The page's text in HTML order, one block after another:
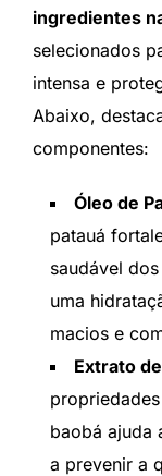
ingredientes
selecionados
intensa e
Abaixo,
componentes:
Óleo de
patauá
saudável
uma
macios e
Extrato
baobá ajuda
a prevenir a